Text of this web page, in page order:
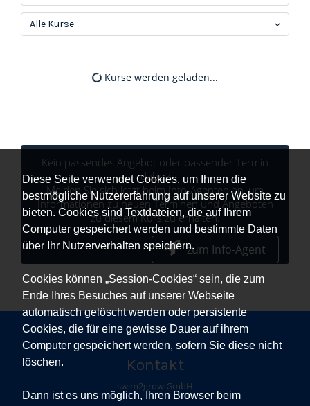
Diese Seite verwendet Cookies, um Ihnen die
bestmögliche Nutzererfahrung auf unserer Website zu
bieten. Cookies sind Textdateien, die auf Ihrem
Computer gespeichert werden und bestimmte Daten
über Ihr Nutzerverhalten speichern.
Cookies können „Session-Cookies“ sein, die zum
Ende Ihres Besuches auf unserer Webseite
automatisch gelöscht werden oder persistente
Cookies, die für eine gewisse Dauer auf ihrem
Computer gespeichert werden, sofern Sie diese nicht
löschen.
Dann ist es uns möglich, Ihren Browser beim
Alle Kurse
Kurse werden geladen...
Kein passendes Angebot oder passender Termin
dabei?
Melden Sie sich jetzt beim Info-Agenten an, um
Informationen zu neuen Terminen und Angeboten
zu diesem Kurs zu erhalten.
zum Info-Agent
Kontakt
swim2grow GmbH